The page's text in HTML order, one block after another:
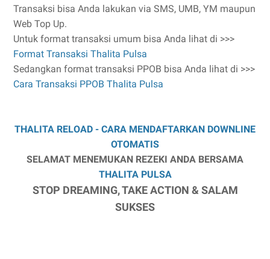
Transaksi bisa Anda lakukan via SMS, UMB, YM maupun
Web Top Up.
Untuk format transaksi umum bisa Anda lihat di >>>
Format Transaksi Thalita Pulsa
Sedangkan format transaksi PPOB bisa Anda lihat di >>>
Cara Transaksi PPOB Thalita Pulsa
THALITA RELOAD - CARA MENDAFTARKAN DOWNLINE
OTOMATIS
SELAMAT MENEMUKAN REZEKI ANDA BERSAMA
THALITA PULSA
STOP DREAMING, TAKE ACTION & SALAM
SUKSES